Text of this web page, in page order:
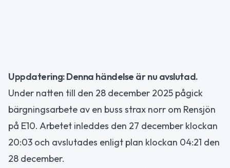
Uppdatering: Denna händelse är nu avslutad.
Under natten till den 28 december 2025 pågick
bärgningsarbete av en buss strax norr om Rensjön
på E10. Arbetet inleddes den 27 december klockan
20:03 och avslutades enligt plan klockan 04:21 den
28 december.